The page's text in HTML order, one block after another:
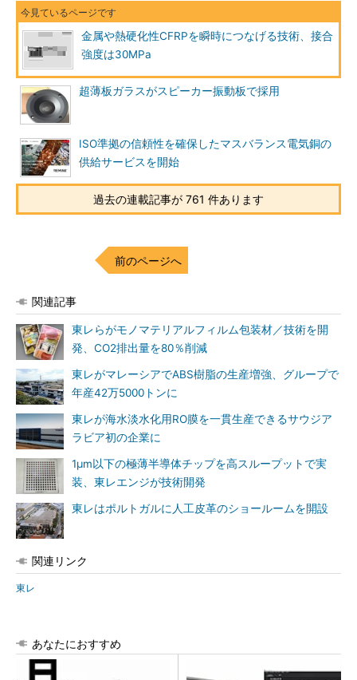
金属や熱硬化性CFRPを瞬時につなげる技術、接合
強度は30MPa
超薄板ガラスがスピーカー振動板で採用
ISO準拠の信頼性を確保したマスバランス電気銅の
供給サービスを開始
過去の連載記事が 761 件あります
前のページへ
関連記事
東レらがモノマテリアルフィルム包装材／技術を開
発、CO2排出量を80％削減
東レがマレーシアでABS樹脂の生産増強、グループで
年産42万5000トンに
東レが海水淡水化用RO膜を一貫生産できるサウジア
ラビア初の企業に
1μm以下の極薄半導体チップを高スループットで実
装、東レエンジが技術開発
東レはポルトガルに人工皮革のショールームを開設
関連リンク
東レ
あなたにおすすめ